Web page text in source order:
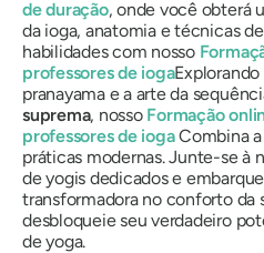
de duração, onde você obterá
da ioga, anatomia e técnicas
habilidades com nosso
professores de iogaExplorando
pranayama e a arte da
suprema, nosso Formação
professores de iogaCombina a
práticas modernas. Junte-se à
de yogis dedicados e
transformadora no conforto da
desbloqueie seu verdadeiro
de yoga.